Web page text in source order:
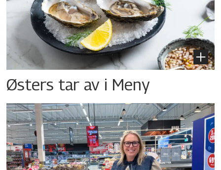
Østers tar av i Meny